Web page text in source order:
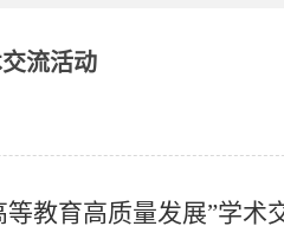
流活动
教育高质量发展”学术